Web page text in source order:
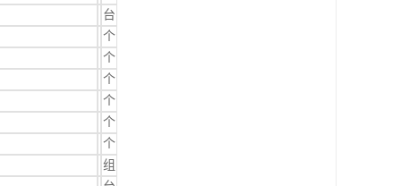
台
个
个
个
个
个
个
组